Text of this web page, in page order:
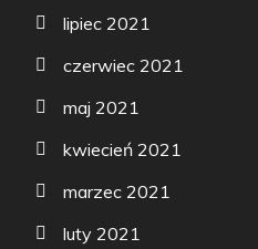
lipiec 2021
czerwiec 2021
maj 2021
kwiecień 2021
marzec 2021
luty 2021